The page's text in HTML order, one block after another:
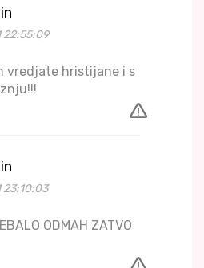
22:55:09
vredjate hristijane i s
23:10:03
ODMAH ZATVO